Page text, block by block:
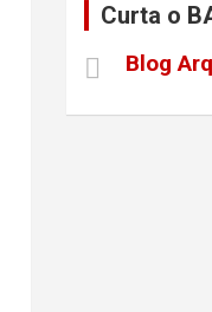
Curta o
Blog